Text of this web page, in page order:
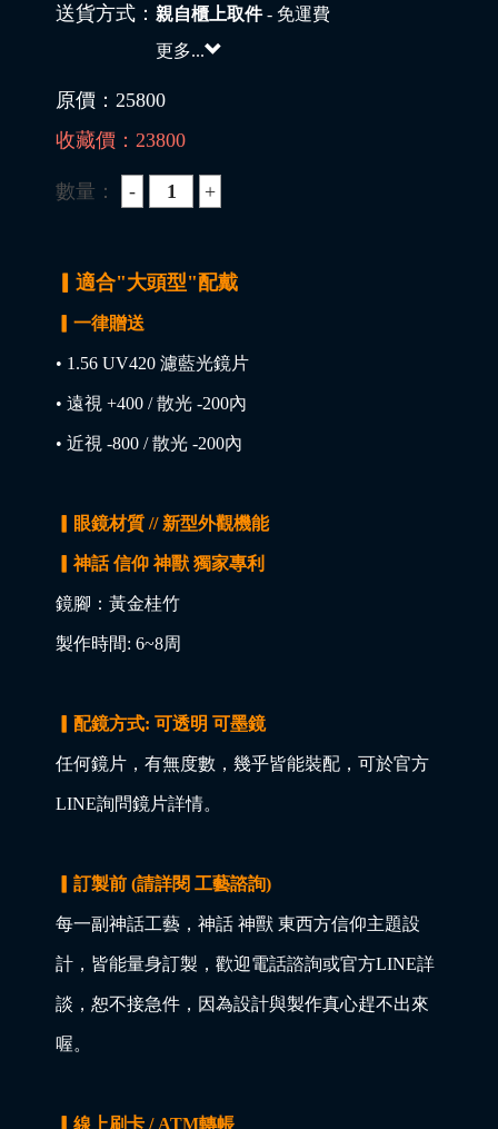
送貨方式： 親自櫃上取件- 免運費
更多...
原價： 25800
收藏價： 23800
數量：
▎適合"大頭型"配戴
▎一律贈送
• 1.56 UV420 濾藍光鏡片
• 遠視 +400 / 散光 -200內
• 近視 -800 / 散光 -200內
▎眼鏡材質 // 新型外觀機能
▎神話 信仰 神獸 獨家專利
鏡腳：黃金桂竹
製作時間: 6~8周
▎配鏡方式: 可透明 可墨鏡
任何鏡片，有無度數，幾乎皆能裝配，可於官方
LINE詢問鏡片詳情。
▎訂製前 (請詳閱 工藝諮詢)
每一副神話工藝，神話 神獸 東西方信仰主題設
計，皆能量身訂製，歡迎電話諮詢或官方LINE詳
談，恕不接急件，因為設計與製作真心趕不出來
喔。
▎線上刷卡 / ATM轉帳